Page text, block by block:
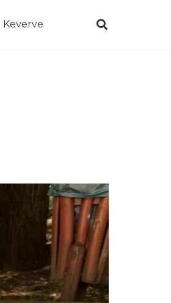
Keverve